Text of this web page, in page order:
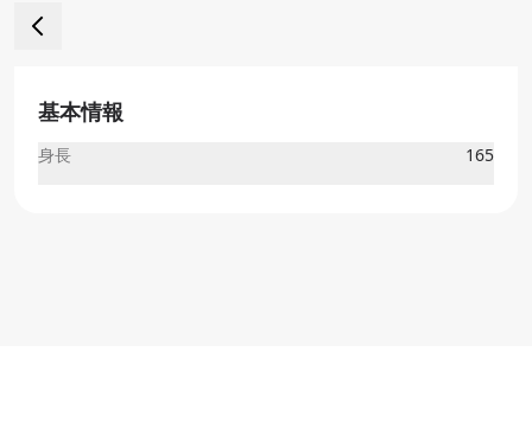
基本情報
身長 165